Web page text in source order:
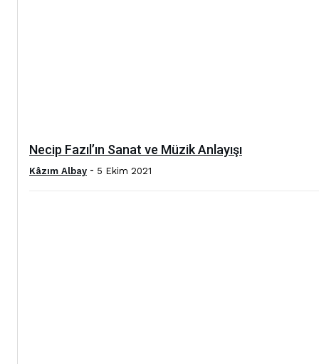
Necip Fazıl’ın Sanat ve Müzik Anlayışı
Kâzım Albay - 5 Ekim 2021